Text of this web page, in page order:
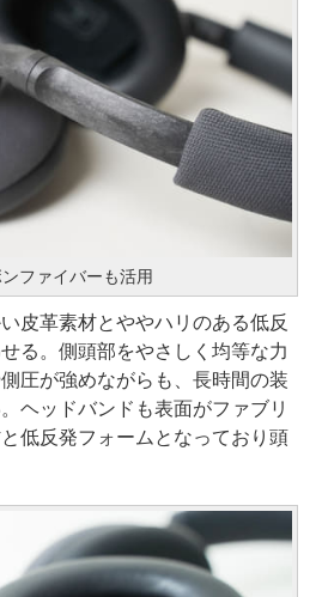
ファイバーも活用
皮革素材とややハリのある低反
る。側頭部をやさしく均等な力
圧が強めながらも、長時間の装
ヘッドバンドも表面がファブリ
低反発フォームとなっており頭